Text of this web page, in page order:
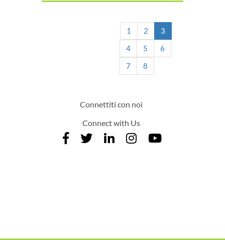
1 2 3(current)
4
5
6
7
8
Connettiti con noi
Connect with Us